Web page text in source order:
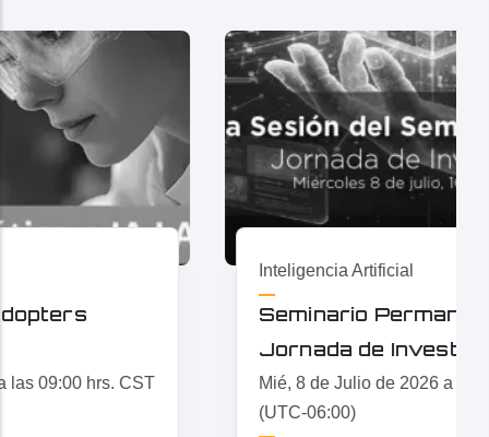
Inteligencia Artificial
Seminario Permanente IAEdu:
Jornada de Investigadores
Mié, 8 de Julio de 2026 a las 10:00 hrs. CST